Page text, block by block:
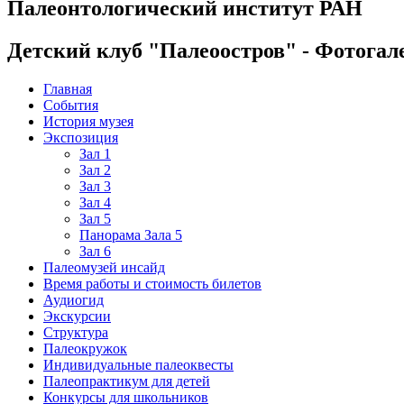
Палеонтологический институт РАН
Детский клуб "Палеоостров" -
Главная
События
История музея
Экспозиция
Зал 1
Зал 2
Зал 3
Зал 4
Зал 5
Панорама Зала 5
Зал 6
Палеомузей инсайд
Время работы и стоимость билетов
Аудиогид
Экскурсии
Структура
Палеокружок
Индивидуальные палеоквесты
Палеопрактикум для детей
Конкурсы для школьников